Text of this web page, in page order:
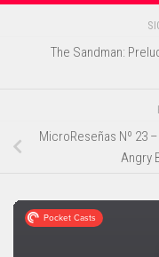
The Sandman:
MicroReseñas Nº 23
Angry